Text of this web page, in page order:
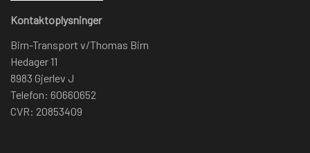
Kontaktoplysninger
Birn-Transport v/Thomas Birn
Hedager 11
8983 Gjerlev J
Telefon: 60660652
CVR: 20853409